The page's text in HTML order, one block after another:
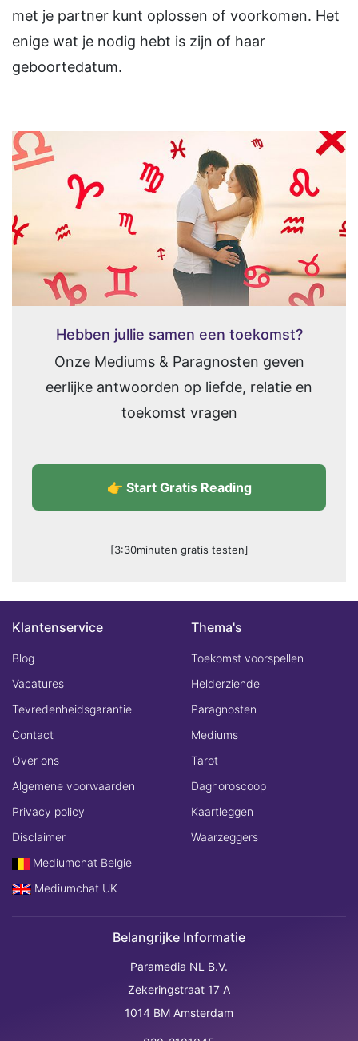
met je partner kunt oplossen of voorkomen. Het
enige wat je nodig hebt is zijn of haar
geboortedatum.
Hebben jullie samen een toekomst?
Onze Mediums & Paragnosten geven
eerlijke antwoorden op liefde, relatie en
toekomst vragen
👉 Start Gratis Reading
[3:30minuten gratis testen]
Klantenservice
Blog
Vacatures
Tevredenheidsgarantie
Contact
Over ons
Algemene voorwaarden
Privacy policy
Disclaimer
Mediumchat Belgie
Mediumchat UK
Thema's
Toekomst voorspellen
Helderziende
Paragnosten
Mediums
Tarot
Daghoroscoop
Kaartleggen
Waarzeggers
Belangrijke Informatie
Paramedia NL B.V.
Zekeringstraat 17 A
1014 BM Amsterdam